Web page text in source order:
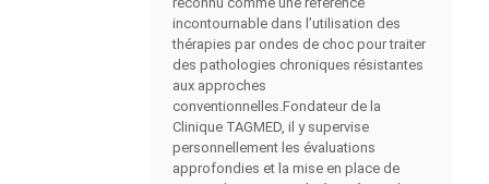
incontournable dans l’utilisation des
thérapies par ondes de choc pour traiter
des pathologies chroniques résistantes
aux approches
conventionnelles.Fondateur de la
Clinique TAGMED, il y supervise
personnellement les évaluations
approfondies et la mise en place de